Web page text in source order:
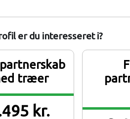
er du interesseret i?
træer
kr.